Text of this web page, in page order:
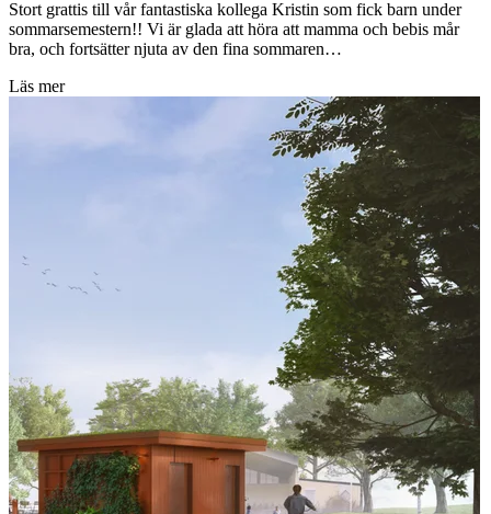
Stort grattis till vår fantastiska kollega Kristin som fick barn under
sommarsemestern!! Vi är glada att höra att mamma och bebis mår
bra, och fortsätter njuta av den fina sommaren…
Läs mer